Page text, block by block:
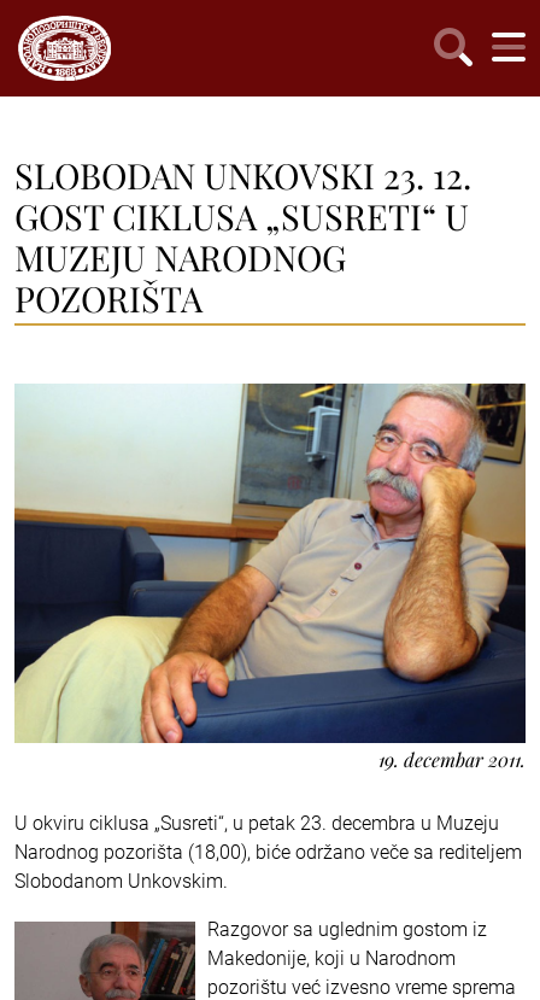
SLOBODAN UNKOVSKI 23. 12.
GOST CIKLUSA „SUSRETI“ U
MUZEJU NARODNOG
POZORIŠTA
19. decembar 2011.
U okviru ciklusa „Susreti“, u petak 23. decembra u Muzeju
Narodnog pozorišta (18,00), biće održano veče sa rediteljem
Slobodanom Unkovskim.
Razgovor sa uglednim gostom iz
Makedonije, koji u Narodnom
pozorištu već izvesno vreme sprema